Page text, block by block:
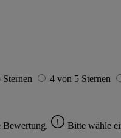
4 von 5 Sternen
Bewertung. Bitte wähle